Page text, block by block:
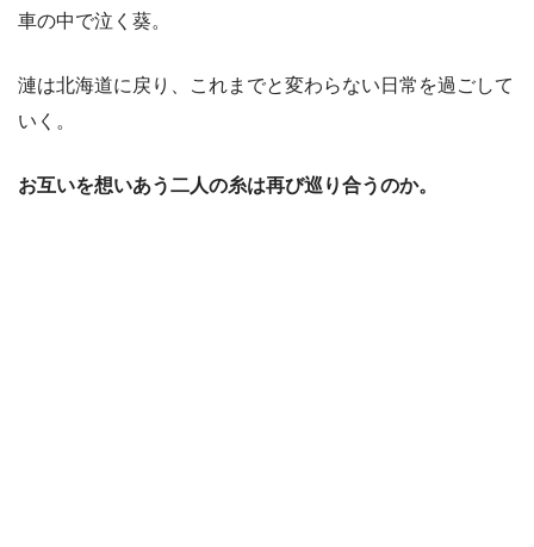
車の中で泣く葵。
漣は北海道に戻り、これまでと変わらない日常を過ごして
いく。
お互いを想いあう二人の糸は再び巡り合うのか。